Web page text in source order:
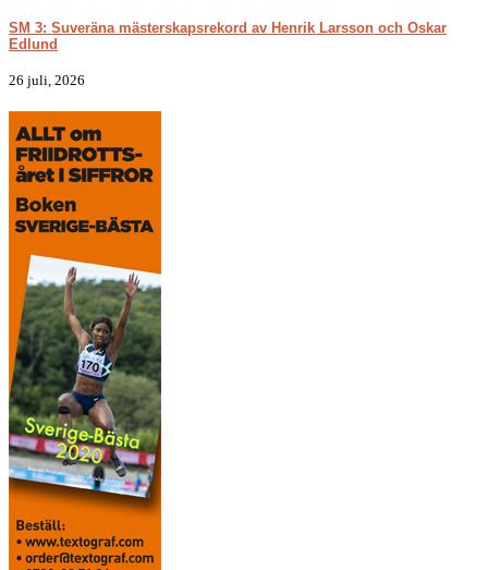
SM 3: Suveräna mästerskapsrekord av Henrik Larsson och Oskar
Edlund
26 juli, 2026